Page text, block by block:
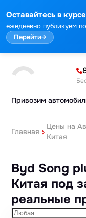
Оставайтесь в
ежедневно публикуем
Перейти→
Привозим
Главная
Цены на
Китая
Byd Song
Китая под
реальные